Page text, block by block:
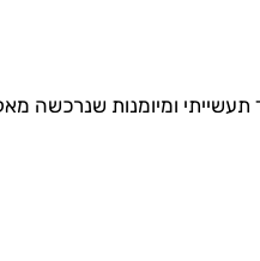
ומיומנות שנרכשה